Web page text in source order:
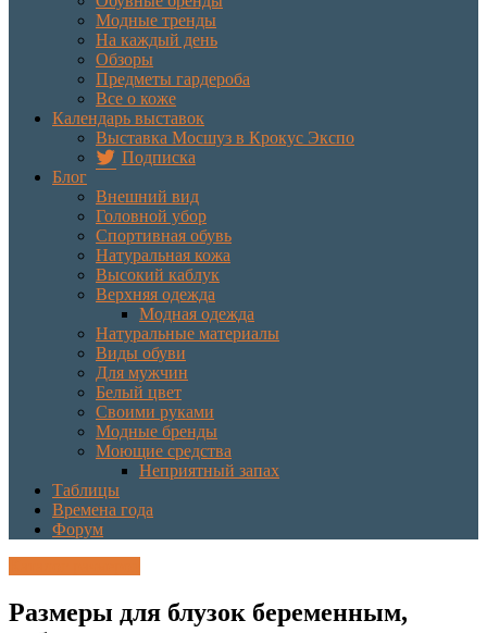
Модные тренды
На каждый день
Обзоры
Предметы гардероба
Все о коже
Календарь выставок
Выставка Мосшуз в Крокус Экспо
Подписка
Блог
Внешний вид
Головной убор
Спортивная обувь
Натуральная кожа
Высокий каблук
Верхняя одежда
Модная одежда
Натуральные материалы
Виды обуви
Для мужчин
Белый цвет
Своими руками
Модные бренды
Моющие средства
Неприятный запах
Таблицы
Времена года
Форум
Размеры для блузок беременным,